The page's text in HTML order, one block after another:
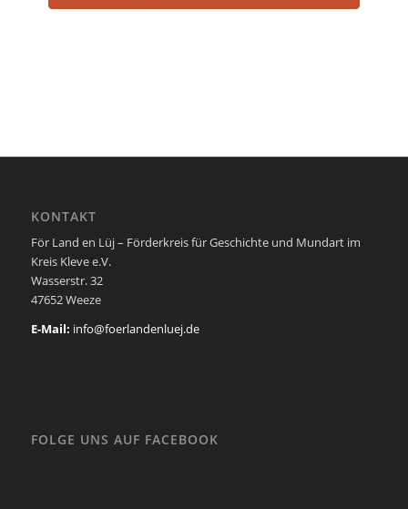
KONTAKT
För Land en Lüj – Förderkreis für Geschichte und Mundart im
Kreis Kleve e.V.
Wasserstr. 32
47652 Weeze
E-Mail: info@foerlandenluej.de
FOLGE UNS AUF FACEBOOK